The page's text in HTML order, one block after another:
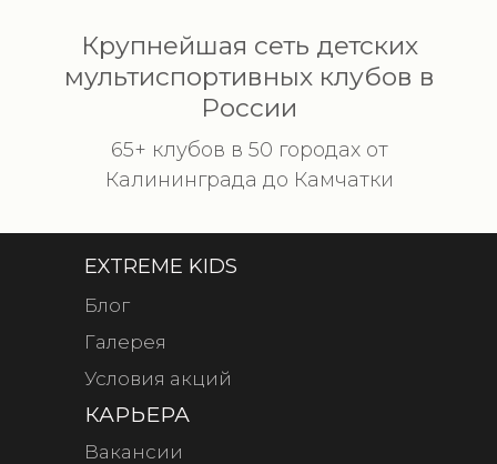
EXTREME KIDS
КАРЬЕРА
Крупнейшая сеть детских
мультиспортивных клубов в
России
65+ клубов в 50 городах от
Калининграда до Камчатки
Вакансии
Блог
Галерея
Условия акций